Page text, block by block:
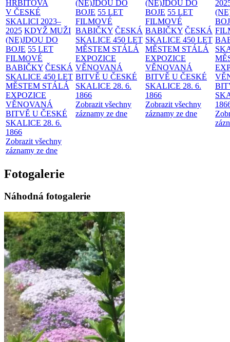
HŘBITOVA
V ČESKÉ
SKALICI 2023–
2025 KDYŽ MUŽI
(NE)JDOU DO
BOJE 55 LET
FILMOVÉ
BABIČKY ČESKÁ
SKALICE 450 LET
MĚSTEM STÁLÁ
EXPOZICE
VĚNOVANÁ
BITVĚ U ČESKÉ
SKALICE 28. 6.
1866
Zobrazit všechny
záznamy ze dne
(NE)JDOU DO
BOJE 55 LET
FILMOVÉ
BABIČKY ČESKÁ
SKALICE 450 LET
MĚSTEM STÁLÁ
EXPOZICE
VĚNOVANÁ
BITVĚ U ČESKÉ
SKALICE 28. 6.
1866
Zobrazit všechny
záznamy ze dne
(NE)JDOU DO
BOJE 55 LET
FILMOVÉ
BABIČKY ČESKÁ
SKALICE 450 LET
MĚSTEM STÁLÁ
EXPOZICE
VĚNOVANÁ
BITVĚ U ČESKÉ
SKALICE 28. 6.
1866
Zobrazit všechny
záznamy ze dne
Fotogalerie
Náhodná fotogalerie